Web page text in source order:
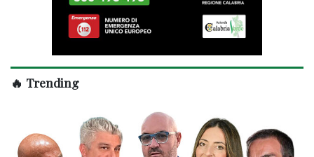
🔥 Trending